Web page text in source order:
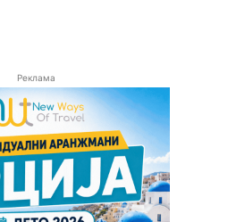
Реклама